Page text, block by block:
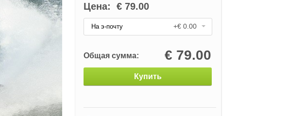
Цена: € 79.00
На э-почту +€ 0.00
Общая сумма: € 79.00
Купить